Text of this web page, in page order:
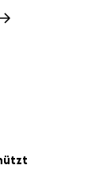
bringt Martin